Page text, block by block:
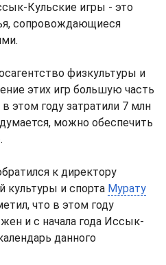
Кульские игры - это
сопровождающиеся
физкультуры и
этих игр большую часть
этом году затратили 7 млн
можно обеспечить
к директору
культуры и спорта Мурату
что в этом году
и с начала года Иссык-
данного